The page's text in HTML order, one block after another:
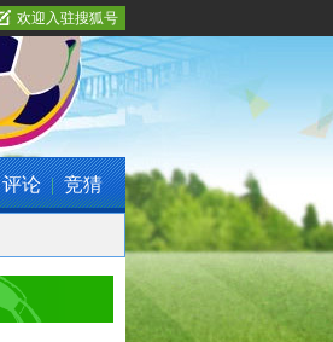
欢迎入驻搜狐号
评论 | 竞猜